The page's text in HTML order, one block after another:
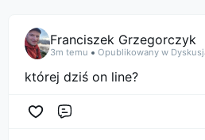
Franciszek Grzegorczyk
3m temu Opublikowany w
której dziś on line?